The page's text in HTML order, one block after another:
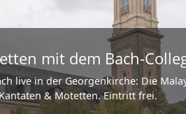
mit dem Bach-
live in der Georgenkirche: Die
& Motetten. Eintritt frei.